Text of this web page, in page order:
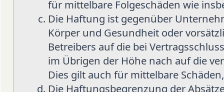
für mittelbare Folgeschäden wie
Die Haftung ist gegenüber
Körper und Gesundheit oder
Betreibers auf die bei
im Übrigen der Höhe nach auf die
Dies gilt auch für mittelbare
Die Haftungsbegrenzung der